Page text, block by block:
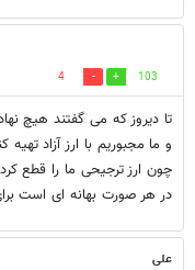
103
4
تا دیروز که می گفتند هیچ
و ما مجبوریم با ارز آزاد
چون ارز ترجیحی ما را قطع
در هر صورت بهانه ای است
علی